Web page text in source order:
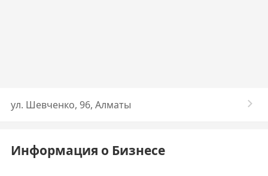
ул. Шевченко, 96, Алматы
Информация о Бизнесе